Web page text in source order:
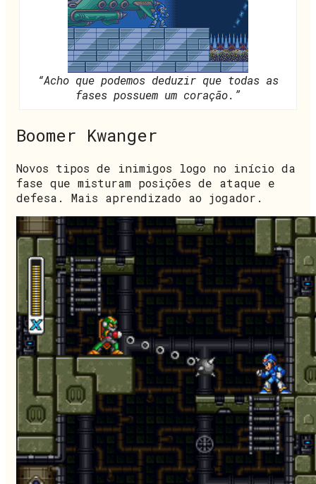
“Acho que podemos deduzir que todas as
fases possuem um coração.”
Boomer Kwanger
Novos tipos de inimigos logo no início da
fase que misturam posições de ataque e
defesa. Mais aprendizado ao jogador.